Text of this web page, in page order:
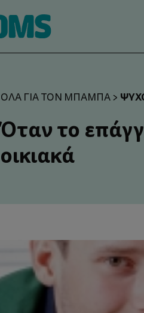
ΌΛΑ ΓΙΑ ΤΟΝ ΜΠΑΜΠΆ>
Όταν το
οικιακά